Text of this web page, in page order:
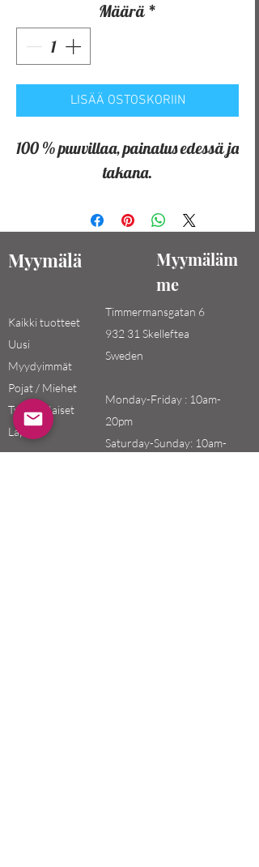
Määrä *
LISÄÄ OSTOSKORIIN
100 % puuvillaa, painatus edessä ja
takana.
Myymälä
Myymäläm
me
Kaikki tuotteet
Uusi
Myydyimmät
Pojat / Miehet
Tytöt / Naiset
Lapset
Timmermansgatan 6
932 31 Skelleftea
Sweden
Monday-Friday : 10am-
20pm
Saturday-Sunday: 10am-